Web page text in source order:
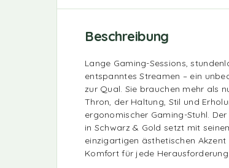
Beschreibung
Lange Gaming-Sessions,
entspanntes Streamen – ein
zur Qual. Sie brauchen mehr als
Thron, der Haltung, Stil und
ergonomischer Gaming-Stuhl.
in Schwarz & Gold setzt mit
einzigartigen ästhetischen
Komfort für jede Herausforderung.